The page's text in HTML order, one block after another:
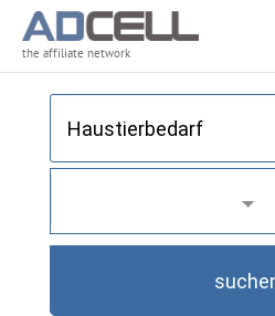
the affiliate network